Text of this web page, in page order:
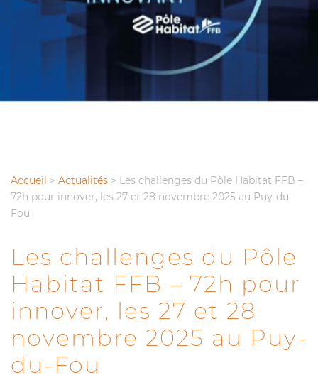
Accueil > Actualités > Les challenges du Pôle Habitat FFB –
72h pour innover, les 27 et 28 novembre 2025 au Puy-du-
Fou
Les challenges du Pôle
Habitat FFB – 72h pour
innover, les 27 et 28
novembre 2025 au Puy-
du-Fou